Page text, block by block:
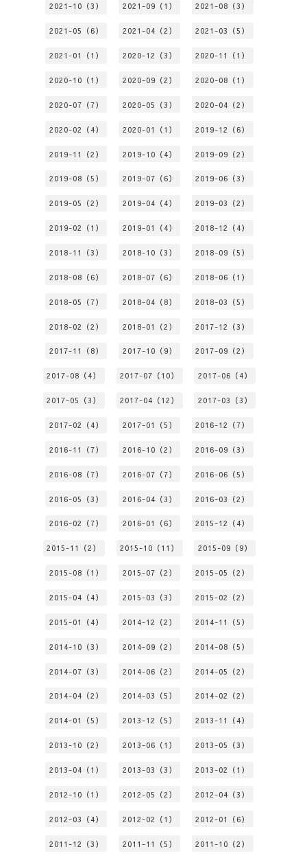
2021-10（3） 2021-09（1） 2021-08（3）
2021-05（6） 2021-04（2） 2021-03（5）
2021-01（1） 2020-12（3） 2020-11（1）
2020-10（1） 2020-09（2） 2020-08（1）
2020-07（7） 2020-05（3） 2020-04（2）
2020-02（4） 2020-01（1） 2019-12（6）
2019-11（2） 2019-10（4） 2019-09（2）
2019-08（5） 2019-07（6） 2019-06（3）
2019-05（2） 2019-04（4） 2019-03（2）
2019-02（1） 2019-01（4） 2018-12（4）
2018-11（3） 2018-10（3） 2018-09（5）
2018-08（6） 2018-07（6） 2018-06（1）
2018-05（7） 2018-04（8） 2018-03（5）
2018-02（2） 2018-01（2） 2017-12（3）
2017-11（8） 2017-10（9） 2017-09（2）
2017-08（4） 2017-07（10） 2017-06（4）
2017-05（3） 2017-04（12） 2017-03（3）
2017-02（4） 2017-01（5） 2016-12（7）
2016-11（7） 2016-10（2） 2016-09（3）
2016-08（7） 2016-07（7） 2016-06（5）
2016-05（3） 2016-04（3） 2016-03（2）
2016-02（7） 2016-01（6） 2015-12（4）
2015-11（2） 2015-10（11） 2015-09（9）
2015-08（1） 2015-07（2） 2015-05（2）
2015-04（4） 2015-03（3） 2015-02（2）
2015-01（4） 2014-12（2） 2014-11（5）
2014-10（3） 2014-09（2） 2014-08（5）
2014-07（3） 2014-06（2） 2014-05（2）
2014-04（2） 2014-03（5） 2014-02（2）
2014-01（5） 2013-12（5） 2013-11（4）
2013-10（2） 2013-06（1） 2013-05（3）
2013-04（1） 2013-03（3） 2013-02（1）
2012-10（1） 2012-05（2） 2012-04（3）
2012-03（4） 2012-02（1） 2012-01（6）
2011-12（3） 2011-11（5） 2011-10（2）